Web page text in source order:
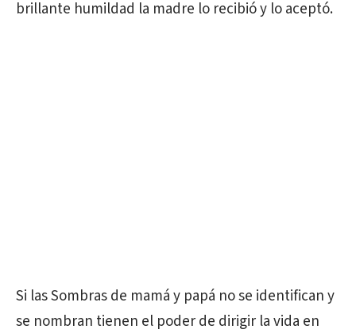
brillante humildad la madre lo recibió y lo aceptó.
Si las Sombras de mamá y papá no se identifican y
se nombran tienen el poder de dirigir la vida en